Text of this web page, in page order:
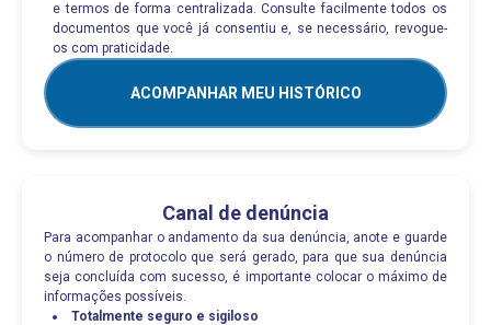
e termos de forma centralizada. Consulte facilmente todos os
documentos que você já consentiu e, se necessário, revogue-
os com praticidade.
ACOMPANHAR MEU HISTÓRICO
Canal de denúncia
Para acompanhar o andamento da sua denúncia, anote e guarde
o número de protocolo que será gerado, para que sua denúncia
seja concluída com sucesso, é importante colocar o máximo de
informações possíveis.
Totalmente seguro e sigiloso